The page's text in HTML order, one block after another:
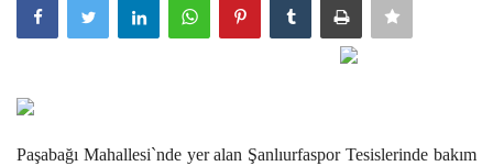
Magazin
Paşabağı Mahallesi`nde yer alan Şanlıurfaspor Tesislerinde bakım